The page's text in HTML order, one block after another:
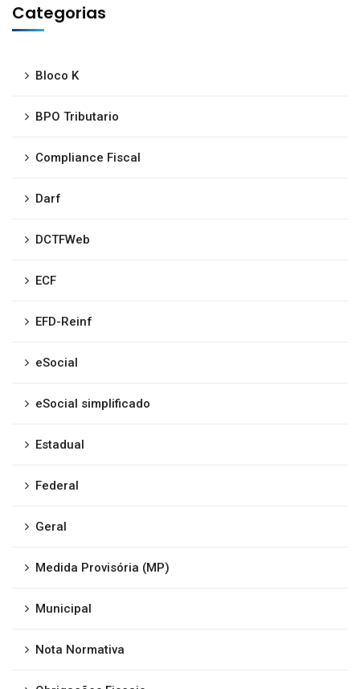
Categorias
Bloco K
BPO Tributario
Compliance Fiscal
Darf
DCTFWeb
ECF
EFD-Reinf
eSocial
eSocial simplificado
Estadual
Federal
Geral
Medida Provisória (MP)
Municipal
Nota Normativa